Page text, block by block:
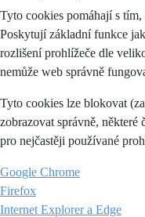
Tyto cookies pomáhají s
Poskytují základní funkce
rozlišení prohlížeče dle
nemůže web správně
Tyto cookies lze blokovat
zobrazovat správně,
pro nejčastěji používané
Google Chrome
Firefox
Internet Explorer a Edge